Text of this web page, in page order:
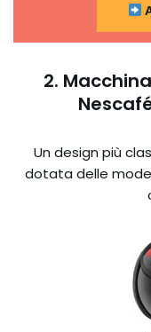
2.
Un design più
dotata delle